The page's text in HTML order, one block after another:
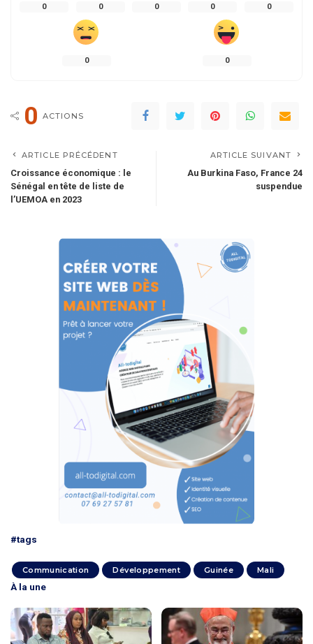
0 0 0 0 0
0 0
0 ACTIONS
ARTICLE PRÉCÉDENT
Croissance économique : le
Sénégal en tête de liste de
l’UEMOA en 2023
ARTICLE SUIVANT
Au Burkina Faso, France 24
suspendue
#tags
Communication Développement Guinée Mali
À la une